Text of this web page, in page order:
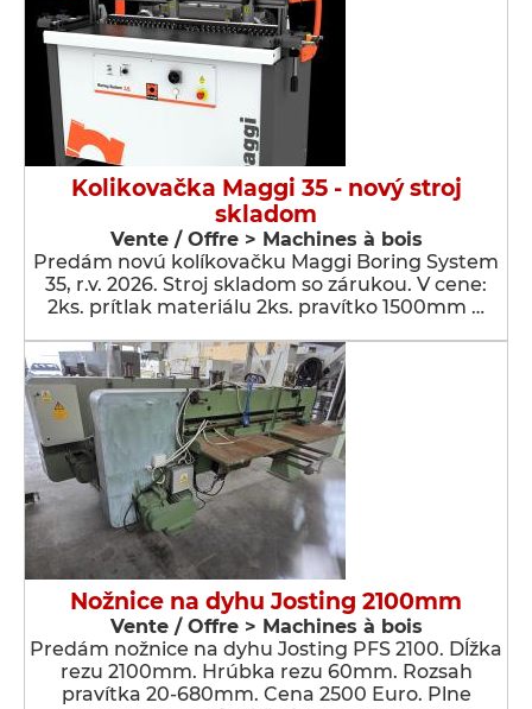
Kolikovačka Maggi 35 - nový stroj
skladom
Vente / Offre > Machines à bois
Predám novú kolíkovačku Maggi Boring System
35, r.v. 2026. Stroj skladom so zárukou. V cene:
2ks. prítlak materiálu 2ks. pravítko 1500mm …
Nožnice na dyhu Josting 2100mm
Vente / Offre > Machines à bois
Predám nožnice na dyhu Josting PFS 2100. Dĺžka
rezu 2100mm. Hrúbka rezu 60mm. Rozsah
pravítka 20-680mm. Cena 2500 Euro. Plne